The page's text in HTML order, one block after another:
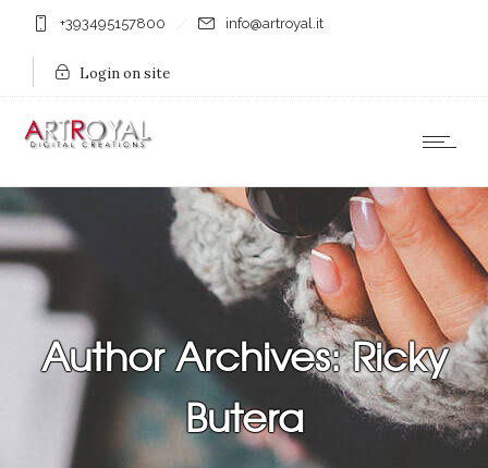
+393495157800 info@artroyal.it
Login on site
Author Archives: Ricky
Butera